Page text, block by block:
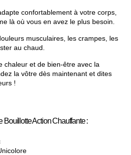
confortablement à votre corps,
là où vous en avez le plus besoin.
musculaires, les crampes, les
au chaud.
chaleur et de bien-être avec la
la vôtre dès maintenant et dites
!
Bouillotte Action Chauffante :